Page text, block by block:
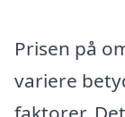
Prisen på
variere